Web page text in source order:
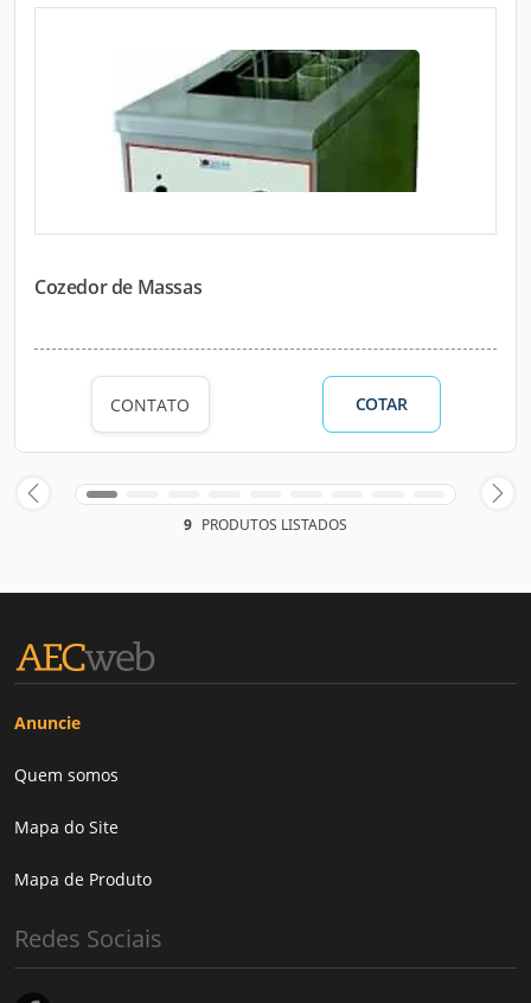
Cozedor de Massas
CONTATO COTAR
9 PRODUTOS LISTADOS
Anuncie
Quem somos
Mapa do Site
Mapa de Produto
Redes Sociais